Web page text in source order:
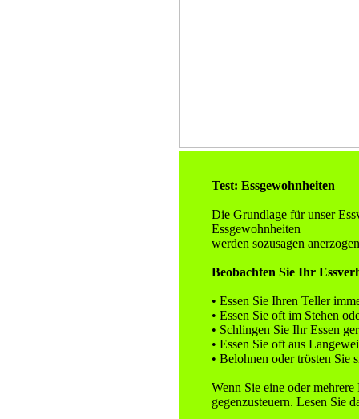
Test: Essgewohnheiten
Die Grundlage für unser
Essgewohnheiten
werden sozusagen
Beobachten Sie Ihr
• Essen Sie Ihren Teller
• Essen Sie oft im Stehen
• Schlingen Sie Ihr Essen
• Essen Sie oft aus
• Belohnen oder trösten Sie
Wenn Sie eine oder
gegenzusteuern. Lesen Sie